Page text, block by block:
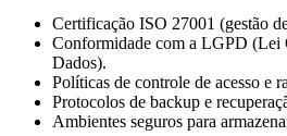
Geral
de
de
Dados
Certificação ISO 27001 (gestão
Conformidade com a LGPD (Lei
Dados).
Políticas de controle de acesso e
Protocolos de backup e
Ambientes seguros para